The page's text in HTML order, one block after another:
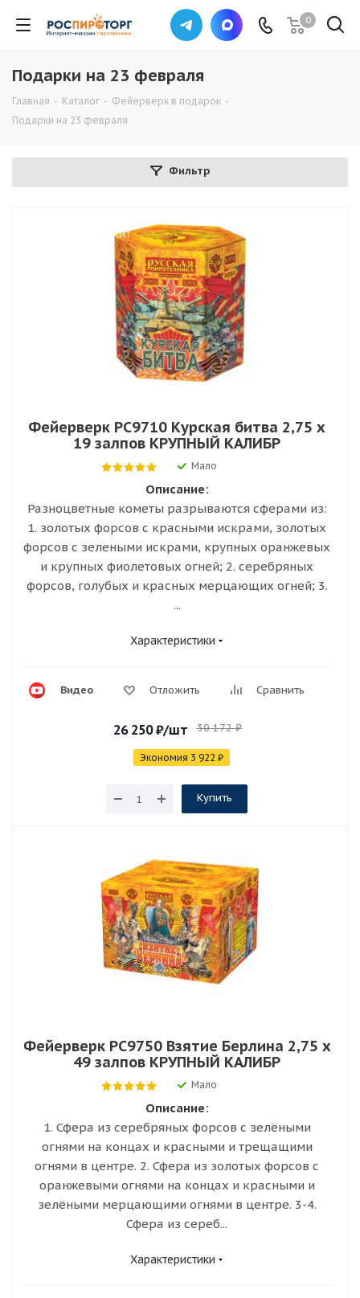
0
Подарки на 23 февраля
Главная - Каталог - Фейерверк в подарок -
Подарки на 23 февраля
Фильтр
ХИТ
Фейерверк РС9710 Курская битва 2,75 х
19 залпов КРУПНЫЙ КАЛИБР
Мало
Описание:
Разноцветные кометы разрываются сферами из:
1. золотых форсов с красными искрами, золотых
форсов с зелеными искрами, крупных оранжевых
и крупных фиолетовых огней; 2. серебряных
форсов, голубых и красных мерцающих огней; 3.
...
Характеристики
Видео Отложить Сравнить
26 250₽/шт 30 172₽
Экономия 3 922 ₽
Купить
Фейерверк РС9750 Взятие Берлина 2,75 х
49 залпов КРУПНЫЙ КАЛИБР
Мало
Описание:
1. Сфера из серебряных форсов с зелёными
огнями на концах и красными и трещащими
огнями в центре. 2. Сфера из золотых форсов с
оранжевыми огнями на концах и красными и
зелёными мерцающими огнями в центре. 3-4.
Сфера из сереб...
Характеристики